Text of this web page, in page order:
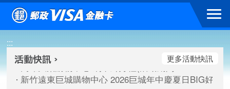
跳到主要內容區塊
:::
高雄大樂購物中心 刷卡郵好禮(活動期間：115/08/07-
臺北三創生活 有點東西第2波 刷卡郵好禮(活動期間：
高雄大樂購物中心 刷卡郵好禮(活動期間：115/08/07-
新竹遠東巨城購物中心 2026巨城年中慶夏日BIG好刷(
更多活動快訊